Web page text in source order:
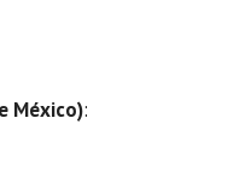
México):